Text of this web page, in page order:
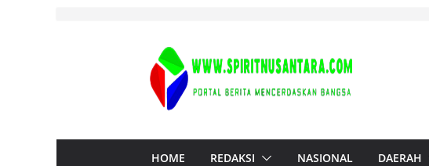
HOME REDAKSI NASIONAL DAERAH